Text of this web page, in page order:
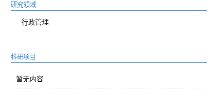
研究领域
行政管理
科研项目
暂无内容